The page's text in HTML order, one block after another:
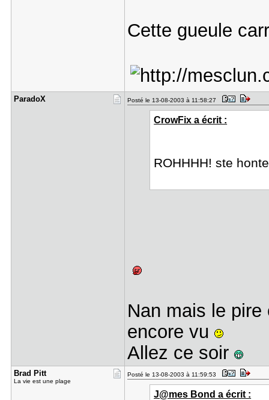
Cette gueule
ParadoX Posté le 13-08-2003 à 11:58:27
CrowFix a écrit :
ROHHHH! ste
Nan mais le
encore vu
Allez ce soir
Brad Pitt
La vie est une plage
Posté le 13-08-2003 à 11:59:53
J@mes Bond a écrit :